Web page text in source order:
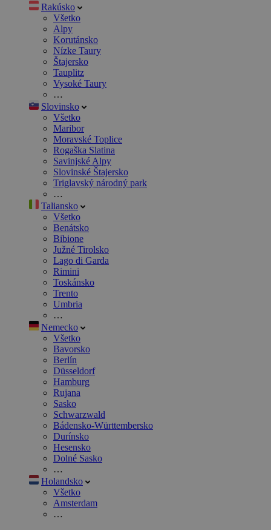
Rakúsko
Všetko
Alpy
Korutánsko
Nízke Taury
Štajersko
Tauplitz
Vysoké Taury
…
Slovinsko
Všetko
Maribor
Moravské Toplice
Rogaška Slatina
Savinjské Alpy
Slovinské Štajersko
Triglavský národný park
…
Taliansko
Všetko
Benátsko
Bibione
Južné Tirolsko
Lago di Garda
Rimini
Toskánsko
Trento
Umbria
…
Nemecko
Všetko
Bavorsko
Berlín
Düsseldorf
Hamburg
Rujana
Sasko
Schwarzwald
Bádensko-Württembersko
Durínsko
Hesensko
Dolné Sasko
…
Holandsko
Všetko
Amsterdam
…